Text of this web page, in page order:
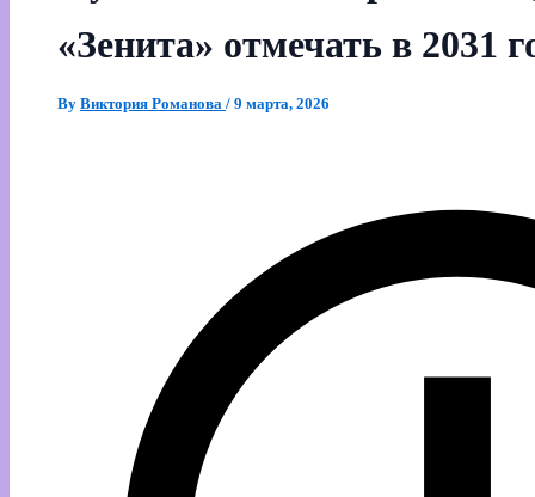
«Зенита» отмечать в 2031
By Виктория Романова / 9 марта, 2026